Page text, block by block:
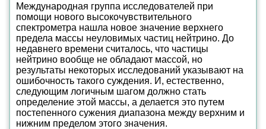
Международная группа исследователей при
помощи нового высокочувствительного
спектрометра нашла новое значение верхнего
предела массы неуловимых частиц нейтрино. До
недавнего времени считалось, что частицы
нейтрино вообще не обладают массой, но
результаты некоторых исследований указывают на
ошибочность такого суждения. И, естественно,
следующим логичным шагом должно стать
определение этой массы, а делается это путем
постепенного сужения диапазона между верхним и
нижним пределом этого значения.